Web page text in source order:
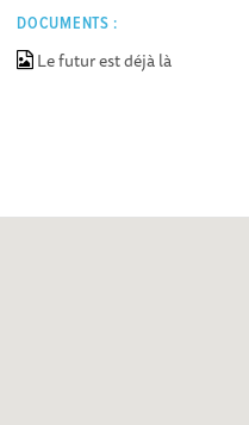
DOCUMENTS :
Le futur est déjà là